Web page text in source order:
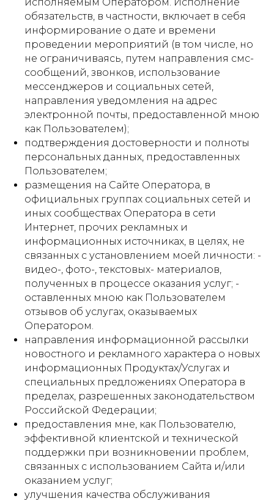
обязательств, в частности, включает в себя
информирование о дате и времени
проведении мероприятий (в том числе, но
не ограничиваясь, путем направления смс-
сообщений, звонков, использование
мессенджеров и социальных сетей,
направления уведомления на адрес
электронной почты, предоставленной мною
как Пользователем);
подтверждения достоверности и полноты
персональных данных, предоставленных
Пользователем;
размещения на Сайте Оператора, в
официальных группах социальных сетей и
иных сообществах Оператора в сети
Интернет, прочих рекламных и
информационных источниках, в целях, не
связанных с установлением моей личности: -
видео-, фото-, текстовых- материалов,
полученных в процессе оказания услуг; -
оставленных мною как Пользователем
отзывов об услугах, оказываемых
Оператором.
направления информационной рассылки
новостного и рекламного характера о новых
информационных Продуктах/Услугах и
специальных предложениях Оператора в
пределах, разрешенных законодательством
Российской Федерации;
предоставления мне, как Пользователю,
эффективной клиентской и технической
поддержки при возникновении проблем,
связанных с использованием Сайта и/или
оказанием услуг;
улучшения качества обслуживания